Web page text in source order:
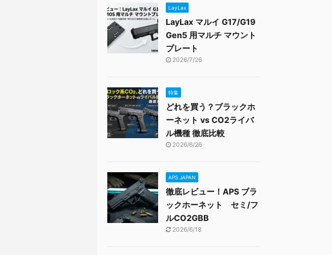
LayLax
LayLax マルイ G17/G19
Gen5 用マルチ マウント
プレート
2026/7/26
特集
どれを買う？ブラックホ
ーネット vs CO2ライバ
ル機種 徹底比較
2026/6/26
APS JAPAN
徹底レビュー！APS ブラ
ックホーネット セミ/フ
ルCO2GBB
2026/6/18